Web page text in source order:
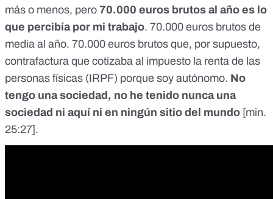
más o menos, pero 70.000 euros brutos al año es lo
que percibía por mi trabajo. 70.000 euros brutos de
media al año. 70.000 euros brutos que, por supuesto,
contrafactura que cotizaba al impuesto la renta de las
personas físicas (IRPF) porque soy autónomo. No
tengo una sociedad, no he tenido nunca una
sociedad ni aquí ni en ningún sitio del mundo [min.
25:27].